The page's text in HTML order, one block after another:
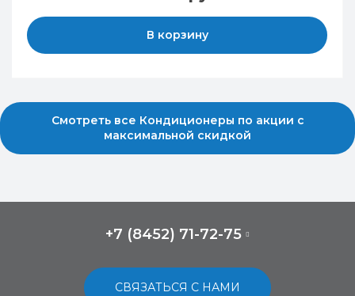
В корзину
Смотреть все Кондиционеры по акции с
максимальной скидкой
+7 (8452) 71-72-75
СВЯЗАТЬСЯ С НАМИ